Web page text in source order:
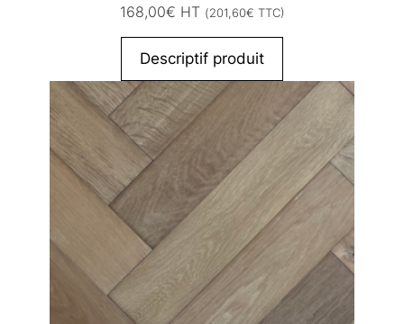
168,00€ HT (201,60€ TTC)
Descriptif produit